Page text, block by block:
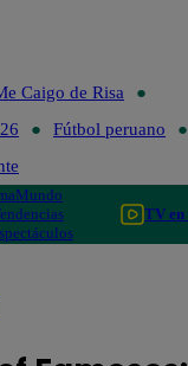
Caigo de Risa
Fútbol peruano
Mundo
TV